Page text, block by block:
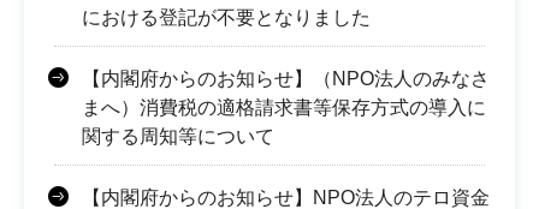
における登記が不要となりました
【内閣府からのお知らせ】（NPO法人のみなさ
まへ）消費税の適格請求書等保存方式の導入に
関する周知等について
【内閣府からのお知らせ】NPO法人のテロ資金